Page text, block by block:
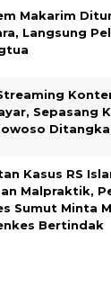
Makarim
Langsung
Sepasang
Kasus RS
Malpraktik,
Sumut Minta
Bertindak